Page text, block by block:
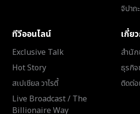
จิปาถะ
ทีวีออนไลน์
Exclusive Talk
Hot Story
สเปเชียล วาไรตี้
Live Broadcast / The
Billionaire Way
เกี่ย
สำนัก
ธุรกิจ
ติดต่อ